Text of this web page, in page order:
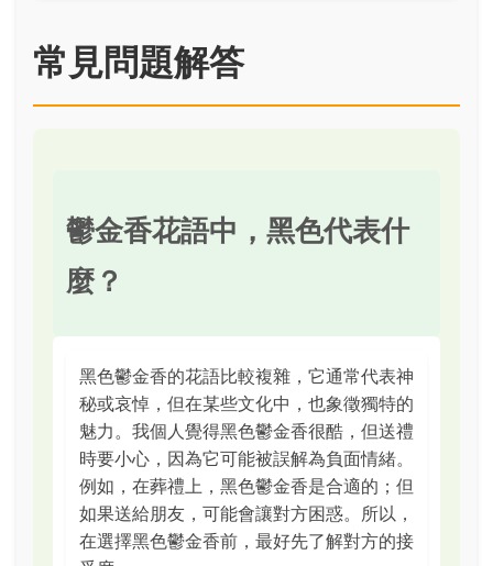
常見問題解答
鬱金香花語中，黑色代表什
麼？
黑色鬱金香的花語比較複雜，它通常代表神
秘或哀悼，但在某些文化中，也象徵獨特的
魅力。我個人覺得黑色鬱金香很酷，但送禮
時要小心，因為它可能被誤解為負面情緒。
例如，在葬禮上，黑色鬱金香是合適的；但
如果送給朋友，可能會讓對方困惑。所以，
在選擇黑色鬱金香前，最好先了解對方的接